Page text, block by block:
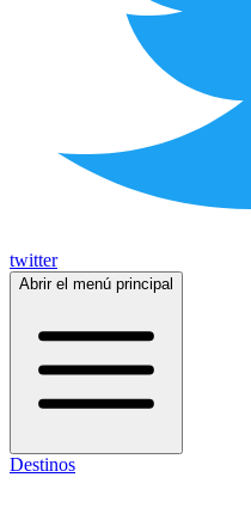
twitter
Abrir el menú principal
Destinos